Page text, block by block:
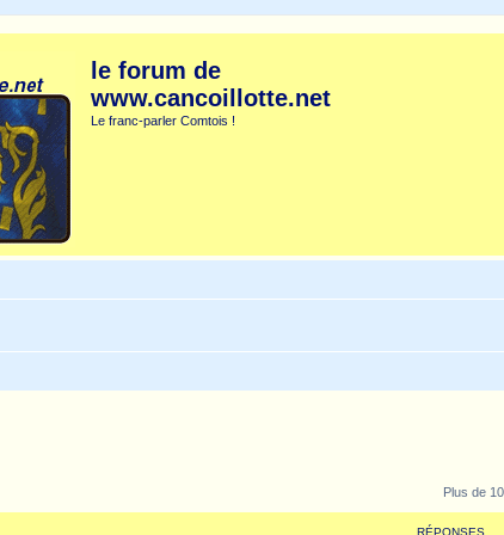
le forum de
www.cancoillotte.net
Le franc-parler Comtois !
Plus de
RÉPONSES